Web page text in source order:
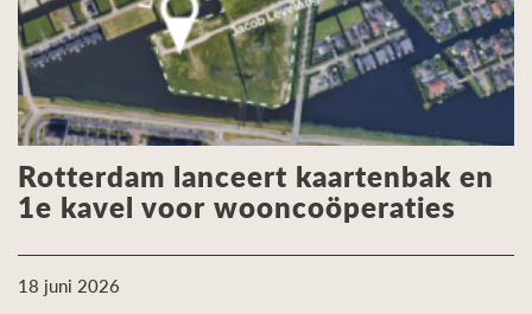
Rotterdam lanceert kaartenbak en
1e kavel voor wooncoöperaties
18 juni 2026